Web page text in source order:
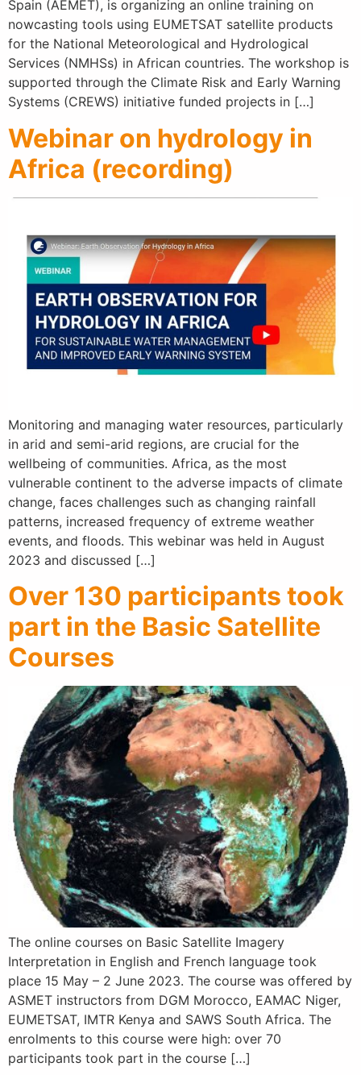
Spain (AEMET), is organizing an online training on
nowcasting tools using EUMETSAT satellite products
for the National Meteorological and Hydrological
Services (NMHSs) in African countries. The workshop is
supported through the Climate Risk and Early Warning
Systems (CREWS) initiative funded projects in […]
Webinar on hydrology in
Africa (recording)
Monitoring and managing water resources, particularly
in arid and semi-arid regions, are crucial for the
wellbeing of communities. Africa, as the most
vulnerable continent to the adverse impacts of climate
change, faces challenges such as changing rainfall
patterns, increased frequency of extreme weather
events, and floods. This webinar was held in August
2023 and discussed […]
Over 130 participants took
part in the Basic Satellite
Courses
The online courses on Basic Satellite Imagery
Interpretation in English and French language took
place 15 May – 2 June 2023. The course was offered by
ASMET instructors from DGM Morocco, EAMAC Niger,
EUMETSAT, IMTR Kenya and SAWS South Africa. The
enrolments to this course were high: over 70
participants took part in the course […]